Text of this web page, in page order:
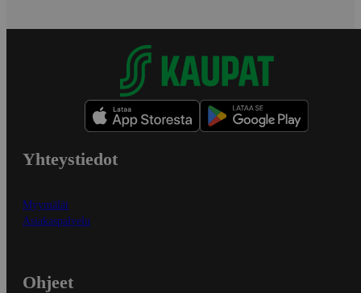
Yhteystiedot
Myymälät
Asiakaspalvelu
Ohjeet